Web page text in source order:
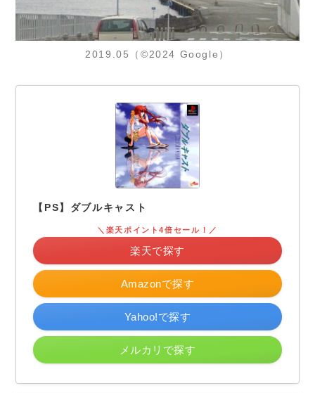
2019.05（©2024 Google）
【PS】ダブルキャスト
Amazonで探す
＼楽天ポイント4倍セール！／
楽天で探す
Yahoo!で探す
メルカリで探す